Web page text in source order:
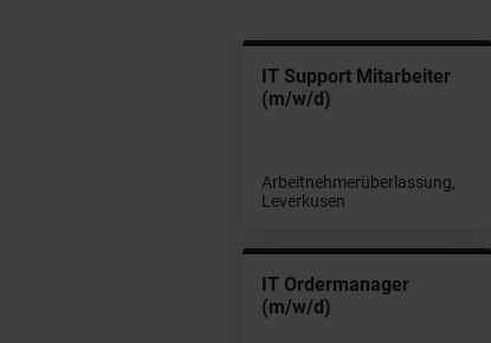
IT Support Mitarbeiter
(m/w/d)
Arbeitnehmerüberlassung,
Leverkusen
IT Ordermanager
(m/w/d)